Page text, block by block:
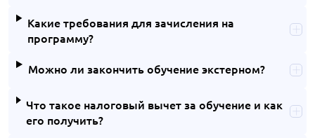
Какие требования для зачисления на
программу?
Можно ли закончить обучение экстерном?
Что такое налоговый вычет за обучение и как
его получить?